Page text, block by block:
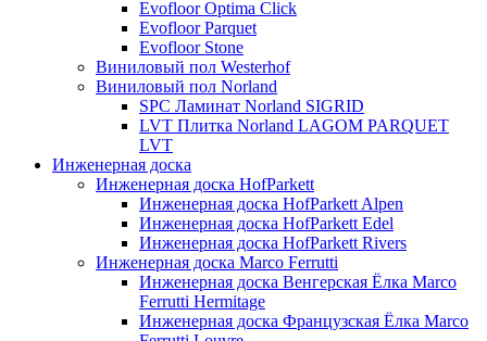
Evofloor Optima Click
Evofloor Parquet
Evofloor Stone
Виниловый пол Westerhof
Виниловый пол Norland
SPC Ламинат Norland SIGRID
LVT Плитка Norland LAGOM PARQUET
LVT
Инженерная доска
Инженерная доска HofParkett
Инженерная доска HofParkett Alpen
Инженерная доска HofParkett Edel
Инженерная доска HofParkett Rivers
Инженерная доска Marco Ferrutti
Инженерная доска Венгерская Ёлка Marco
Ferrutti Hermitage
Инженерная доска Французская Ёлка Marco